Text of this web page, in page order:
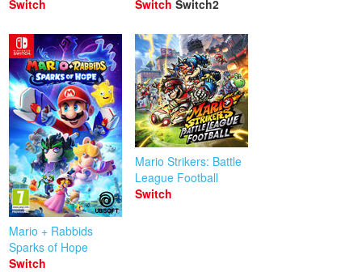
Switch Switch Switch2
Mario + Rabbids
Sparks of Hope
Switch
Mario Strikers: Battle
League Football
Switch